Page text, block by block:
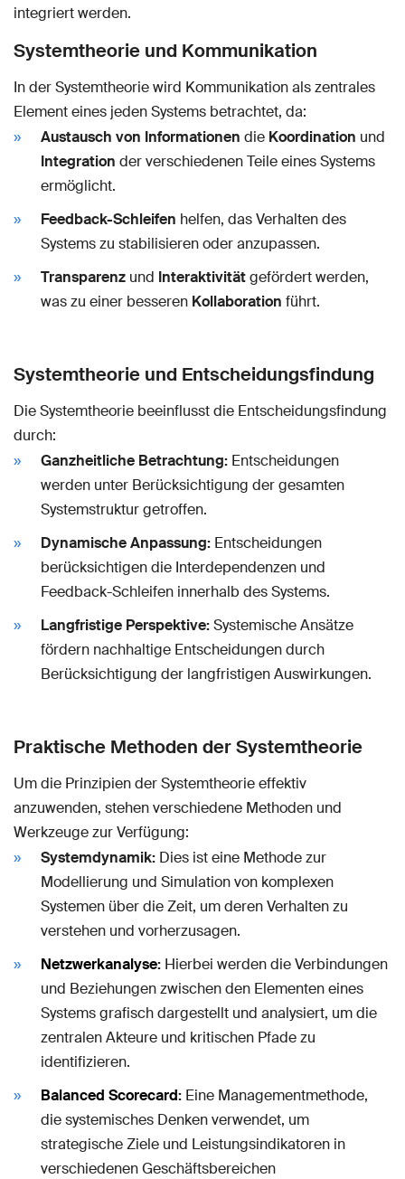
integriert werden.
Systemtheorie und Kommunikation
In der Systemtheorie wird Kommunikation als zentrales
Element eines jeden Systems betrachtet, da:
Austausch von Informationen die Koordination und
Integration der verschiedenen Teile eines Systems
ermöglicht.
Feedback-Schleifen helfen, das Verhalten des
Systems zu stabilisieren oder anzupassen.
Transparenz und Interaktivitätgefördert werden,
was zu einer besseren Kollaboration führt.
Systemtheorie und Entscheidungsfindung
Die Systemtheorie beeinflusst die Entscheidungsfindung
durch:
Ganzheitliche Betrachtung: Entscheidungen
werden unter Berücksichtigung der gesamten
Systemstruktur getroffen.
Dynamische Anpassung: Entscheidungen
berücksichtigen die Interdependenzen und
Feedback-Schleifen innerhalb des Systems.
Langfristige Perspektive:Systemische Ansätze
fördern nachhaltige Entscheidungen durch
Berücksichtigung der langfristigen Auswirkungen.
Praktische Methoden der Systemtheorie
Um die Prinzipien der Systemtheorie effektiv
anzuwenden, stehen verschiedene Methoden und
Werkzeuge zur Verfügung:
Systemdynamik: Dies ist eine Methode zur
Modellierung und Simulation von komplexen
Systemen über die Zeit, um deren Verhalten zu
verstehen und vorherzusagen.
Netzwerkanalyse: Hierbei werden die Verbindungen
und Beziehungen zwischen den Elementen eines
Systems grafisch dargestellt und analysiert, um die
zentralen Akteure und kritischen Pfade zu
identifizieren.
Balanced Scorecard: Eine Managementmethode,
die systemisches Denken verwendet, um
strategische Ziele und Leistungsindikatoren in
verschiedenen Geschäftsbereichen